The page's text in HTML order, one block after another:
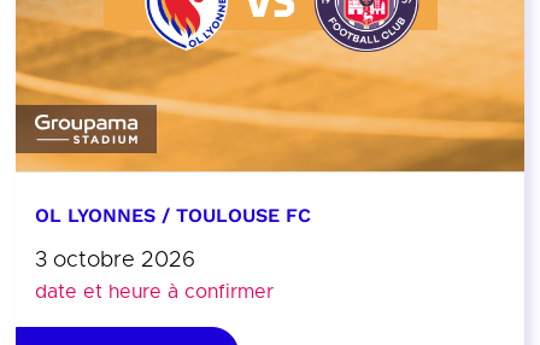
OL LYONNES / TOULOUSE FC
3 octobre 2026
date et heure à confirmer